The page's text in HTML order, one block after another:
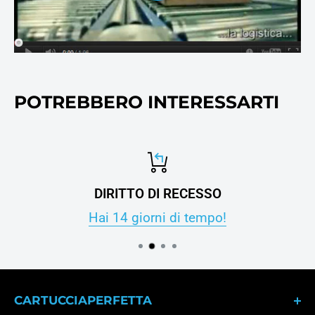
POTREBBERO INTERESSARTI
DIRITTO DI RECESSO
Hai 14 giorni di tempo!
CARTUCCIAPERFETTA